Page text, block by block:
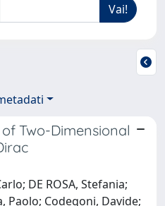
Two-Dimensional
DE ROSA, Stefania;
Paolo; Codegoni, Davide;